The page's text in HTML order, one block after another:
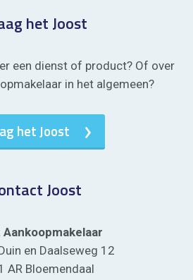
het Joost
een dienst of product? Of over
in het algemeen?
het Joost
Joost
en Daalseweg 12
AR Bloemendaal